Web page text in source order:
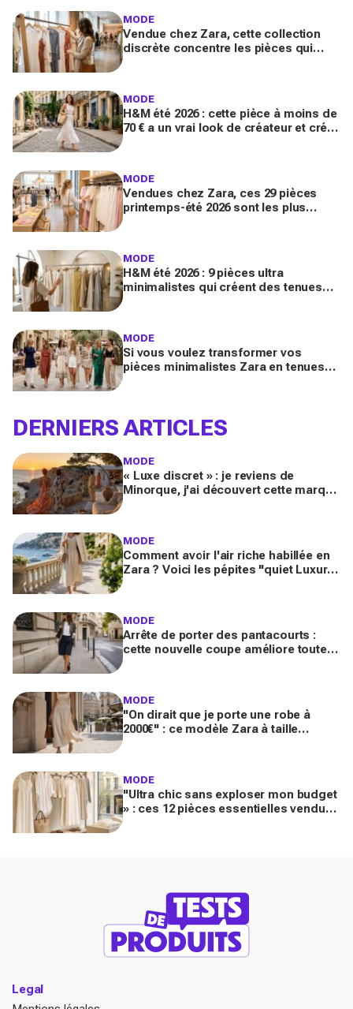
MODE
Vendue chez Zara, cette collection
discrète concentre les pièces qui
MODE
H&M été 2026 : cette pièce à moins de
70 € a un vrai look de créateur et crée
MODE
Vendues chez Zara, ces 29 pièces
printemps-été 2026 sont les plus
MODE
H&M été 2026 : 9 pièces ultra
minimalistes qui créent des tenues
MODE
Si vous voulez transformer vos
pièces minimalistes Zara en tenues
DERNIERS ARTICLES
MODE
« Luxe discret » : je reviens de
Minorque, j'ai découvert cette marque
MODE
Comment avoir l'air riche habillée en
Zara ? Voici les pépites "quiet Luxury"
MODE
Arrête de porter des pantacourts :
cette nouvelle coupe améliore toutes
MODE
"On dirait que je porte une robe à
2000€" : ce modèle Zara à taille
MODE
"Ultra chic sans exploser mon budget
» : ces 12 pièces essentielles vendues
Legal